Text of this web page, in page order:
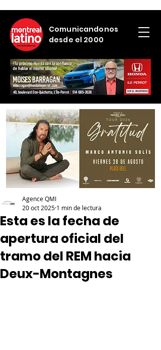
Comunicandonos
desde el 2000
Esta es la fecha de
apertura oficial del
tramo del REM hacia
Deux-Montagnes
Agence QMI
20 oct 2025 1 min de lectura